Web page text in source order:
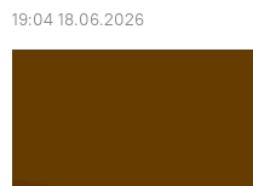
19:04 18.06.2026